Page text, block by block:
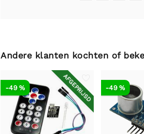
Andere klanten kochten of
AFGEPRIJSD
-49 % -49 %